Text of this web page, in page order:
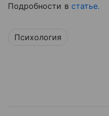
Подробности в статье.
Психология